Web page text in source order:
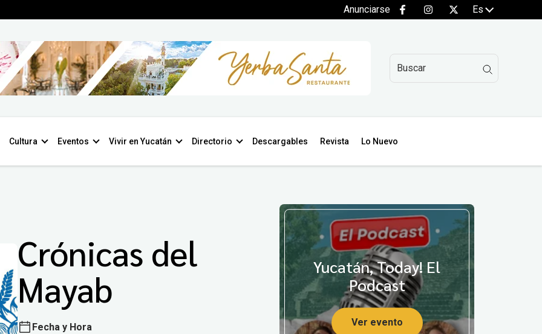
Anunciarse Es
Cultura Eventos Vivir en Yucatán Directorio Descargables Revista Lo Nuevo
Crónicas del
Mayab
Fecha y Hora
Yucatán, Today! El
Podcast
Ver evento